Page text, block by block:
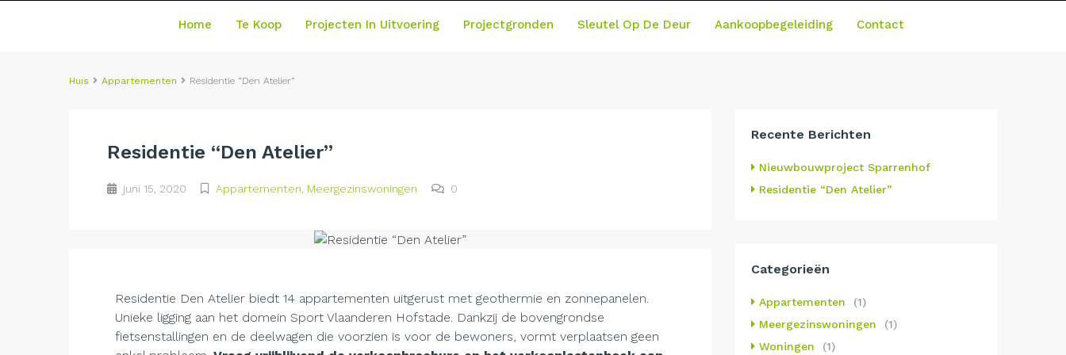
Home Te Koop Projecten In Uitvoering Projectgronden Sleutel Op De Deur Aankoopbegeleiding Contact
Huis Appartementen Residentie “Den Atelier”
Residentie “Den Atelier”
juni 15, 2020 Appartementen Meergezinswoningen 0
Residentie Den Atelier biedt 14 appartementen uitgerust met geothermie en zonnepanelen.
Unieke ligging aan het domein Sport Vlaanderen Hofstade. Dankzij de bovengrondse
fietsenstallingen en de deelwagen die voorzien is voor de bewoners, vormt verplaatsen geen
Recente Berichten
Nieuwbouwproject Sparrenhof
Residentie “Den Atelier”
Categorieën
Appartementen
(1)
Meergezinswoningen
(1)
Woningen
(1)